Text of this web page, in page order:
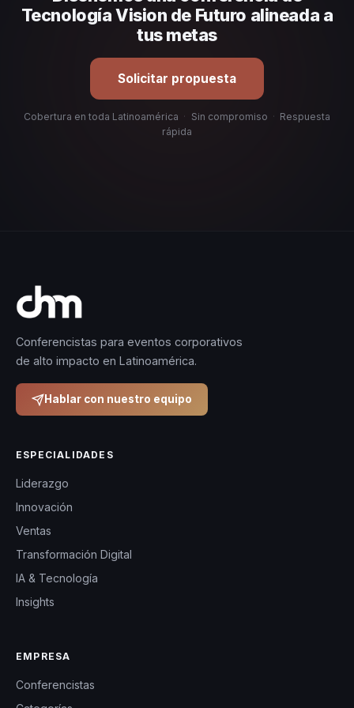
una selección estratégica basada en estos criterios.
Tecnología Vision de Futuro alineada a
tus metas
Solicitar propuesta
Cobertura en toda Latinoamérica · Sin compromiso · Respuesta
rápida
Conferencistas para eventos corporativos
de alto impacto en Latinoamérica.
Hablar con nuestro equipo
ESPECIALIDADES
Liderazgo
Innovación
Ventas
Transformación Digital
IA & Tecnología
Insights
EMPRESA
Conferencistas